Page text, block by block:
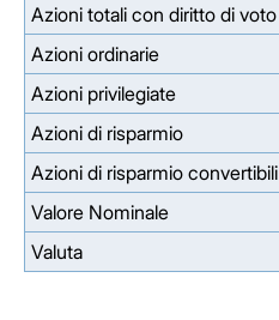
Azioni totali con diritto di voto
Azioni ordinarie
Azioni privilegiate
Azioni di risparmio
Azioni di risparmio convertibili
Valore Nominale
Valuta